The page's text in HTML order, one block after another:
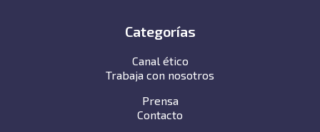
Categorías
Canal ético
Trabaja con nosotros
Prensa
Contacto